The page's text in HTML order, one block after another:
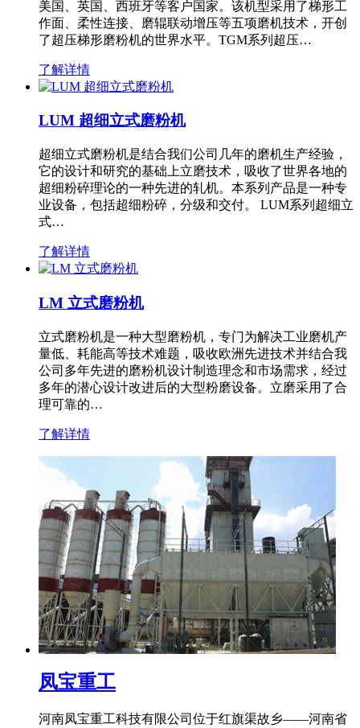
美国、英国、西班牙等客户国家。该机型采用了梯形工
作面、柔性连接、磨辊联动增压等五项磨机技术，开创
了超压梯形磨粉机的世界水平。TGM系列超压…
了解详情
LUM 超细立式磨粉机
超细立式磨粉机是结合我们公司几年的磨机生产经验，
它的设计和研究的基础上立磨技术，吸收了世界各地的
超细粉碎理论的一种先进的轧机。本系列产品是一种专
业设备，包括超细粉碎，分级和交付。 LUM系列超细立
式…
了解详情
LM 立式磨粉机
立式磨粉机是一种大型磨粉机，专门为解决工业磨机产
量低、耗能高等技术难题，吸收欧洲先进技术并结合我
公司多年先进的磨粉机设计制造理念和市场需求，经过
多年的潜心设计改进后的大型粉磨设备。立磨采用了合
理可靠的…
了解详情
凤宝重工
河南凤宝重工科技有限公司位于红旗渠故乡——河南省